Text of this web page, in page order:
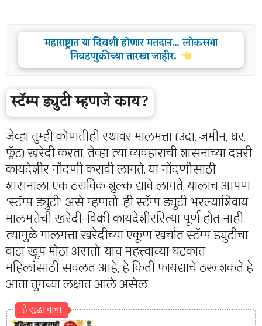
महाराष्ट्रात या दिवशी होणार मतदान… लोकसभा
निवडणुकीच्या तारखा जाहीर.
स्टॅम्प ड्युटी म्हणजे काय?
जेव्हा तुम्ही कोणतीही स्थावर मालमत्ता (उदा. जमीन, घर,
फ्लॅट) खरेदी करता, तेव्हा त्या व्यवहाराची शासनाच्या दप्तरी
कायदेशीर नोंदणी करावी लागते. या नोंदणीसाठी
शासनाला एक ठराविक शुल्क द्यावे लागते, यालाच आपण
‘स्टॅम्प ड्युटी’ असे म्हणतो. ही स्टॅम्प ड्युटी भरल्याशिवाय
मालमत्तेची खरेदी-विक्री कायदेशीररित्या पूर्ण होत नाही.
त्यामुळे मालमत्ता खरेदीच्या एकूण खर्चात स्टॅम्प ड्युटीचा
वाटा खूप मोठा असतो. याच महत्त्वाच्या घटकात
महिलांसाठी सवलत आहे, हे किती फायद्याचे ठरू शकते हे
आता तुमच्या लक्षात आले असेल.
हे सुद्धा वाचा